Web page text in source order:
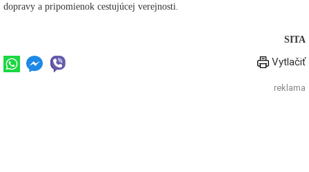
dopravy a pripomienok cestujúcej verejnosti.
SITA
Vytlačiť
reklama